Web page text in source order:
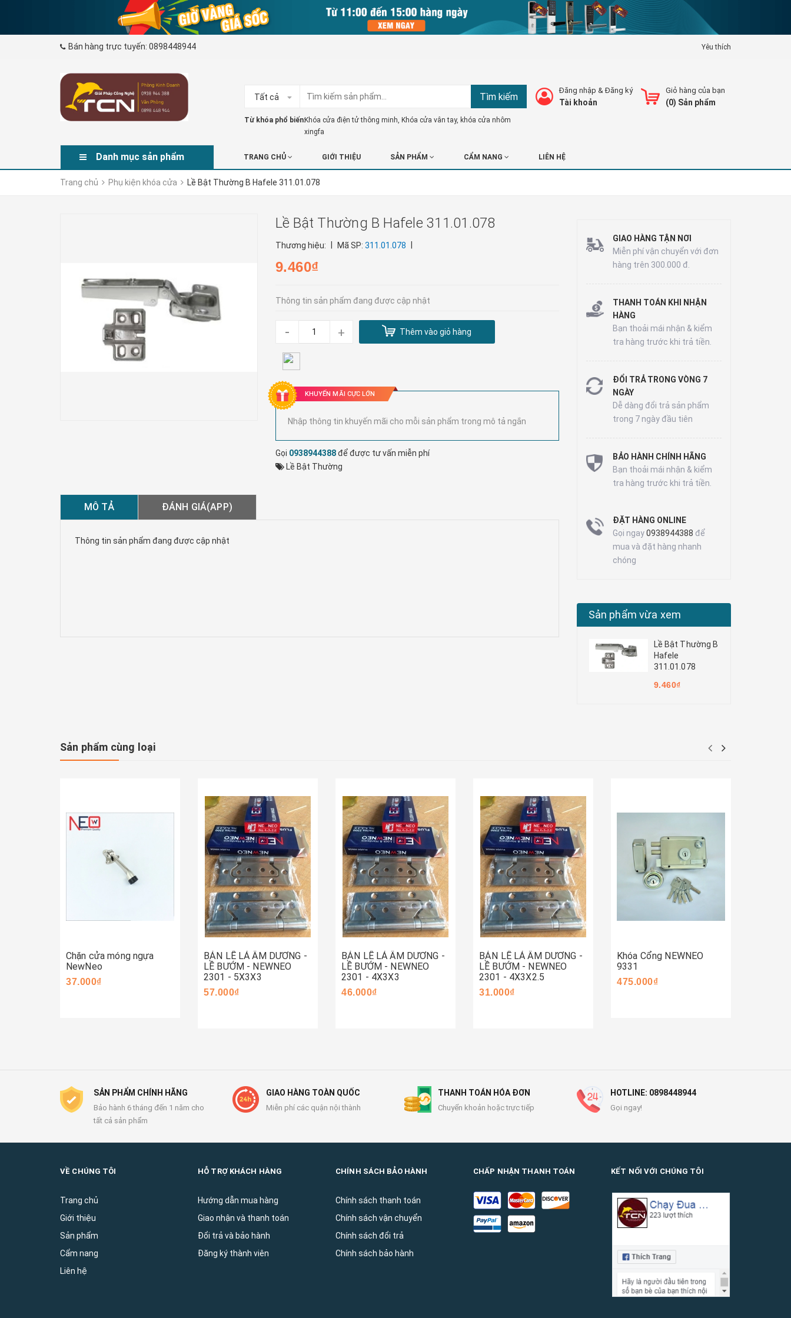
Bán hàng trực tuyến: 0898448944 Yêu thích
Tất cả Tìm kiếm
Từ khóa phổ biến:Khóa cửa điện tử thông minh, Khóa cửa vân tay, khóa cửa nhôm
xingfa
Giỏ hàng của bạn
(0) Sản phẩm
Đăng nhập &Đăng ký
Tài khoản
Danh mục sản phẩm TRANG CHỦ GIỚI THIỆU SẢN PHẨM CẨM NANG LIÊN HỆ
Trang chủ Phụ kiện khóa cửa Lề Bật Thường B Hafele 311.01.078
Lề Bật Thường B Hafele 311.01.078
Thương hiệu: Mã SP: 311.01.078
9.460₫
Thông tin sản phẩm đang được cập nhật
- + Thêm vào giỏ hàng
KHUYẾN MÃI CỰC LỚN
Nhập thông tin khuyến mãi cho mỗi sản phẩm trong mô tả ngắn
Gọi 0938944388để được tư vấn miễn phí
Lề Bật Thường
MÔ TẢ ĐÁNH GIÁ(APP)
Thông tin sản phẩm đang được cập nhật
GIAO HÀNG TẬN NƠI
Miễn phí vận chuyển với đơn
hàng trên 300.000 đ.
THANH TOÁN KHI NHẬN
HÀNG
Bạn thoải mái nhận & kiểm
tra hàng trước khi trả tiền.
ĐỔI TRẢ TRONG VÒNG 7
NGÀY
Dễ dàng đổi trả sản phẩm
trong 7 ngày đầu tiên
BẢO HÀNH CHÍNH HÃNG
Bạn thoải mái nhận & kiểm
tra hàng trước khi trả tiền.
ĐẶT HÀNG ONLINE
Gọi ngay0938944388 để
mua và đặt hàng nhanh
chóng
Sản phẩm vừa xem
Lề Bật Thường B
Hafele
311.01.078
9.460₫
Sản phẩm cùng loại
Chặn cửa móng ngựa
NewNeo
37.000₫
BẢN LỀ LÁ ÂM DƯƠNG -
LỀ BƯỚM - NEWNEO
2301 - 5X3X3
57.000₫
BẢN LỀ LÁ ÂM DƯƠNG -
LỀ BƯỚM - NEWNEO
2301 - 4X3X3
46.000₫
BẢN LỀ LÁ ÂM DƯƠNG -
LỀ BƯỚM - NEWNEO
2301 - 4X3X2.5
31.000₫
Khóa Cổng NEWNEO
9331
475.000₫
SẢN PHẨM CHÍNH HÃNG
Bảo hành 6 tháng đến 1 năm cho
tất cả sản phẩm
GIAO HÀNG TOÀN QUỐC
Miễn phí các quận nội thành
THANH TOÁN HÓA ĐƠN
Chuyển khoản hoặc trực tiếp
HOTLINE: 0898448944
Gọi ngay!
VỀ CHÚNG TÔI
Trang chủ
Giới thiệu
Sản phẩm
Cẩm nang
Liên hệ
HỖ TRỢ KHÁCH HÀNG
Hướng dẫn mua hàng
Giao nhận và thanh toán
Đổi trả và bảo hành
Đăng ký thành viên
CHÍNH SÁCH BẢO HÀNH
Chính sách thanh toán
Chính sách vận chuyển
Chính sách đổi trả
Chính sách bảo hành
CHẤP NHẬN THANH TOÁN KẾT NỐI VỚI CHÚNG TÔI